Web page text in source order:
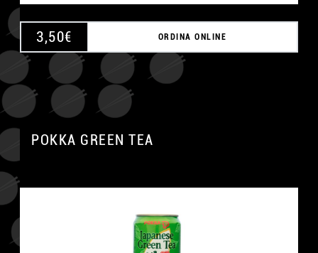
3,50€ ORDINA ONLINE
POKKA GREEN TEA